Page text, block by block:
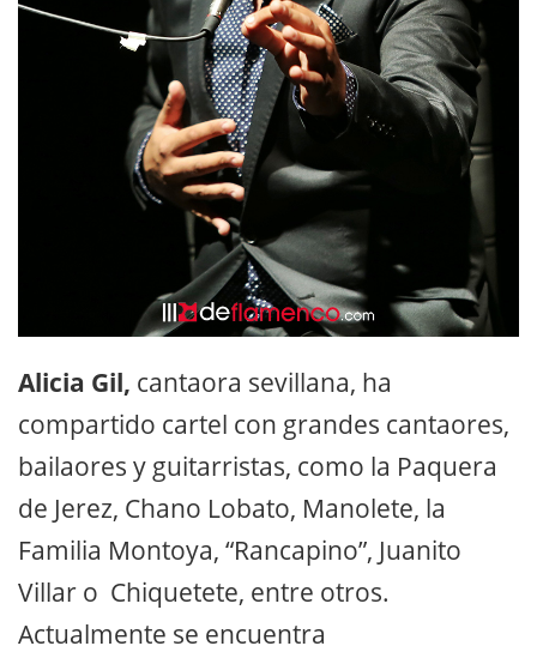
Alicia Gil, cantaora sevillana, ha
compartido cartel con grandes cantaores,
bailaores y guitarristas, como la Paquera
de Jerez, Chano Lobato, Manolete, la
Familia Montoya, “Rancapino”, Juanito
Villar o Chiquetete, entre otros.
Actualmente se encuentra